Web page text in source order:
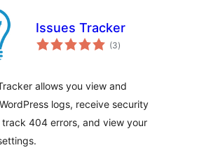
Issues Tracker
(3total
de
)
allows you view and
logs, receive security
404 errors, and view your